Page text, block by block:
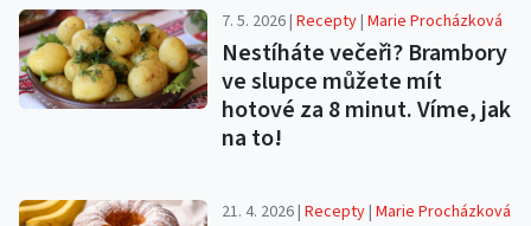
7. 5. 2026 |Recepty|Marie Procházková
Nestíháte večeři? Brambory
ve slupce můžete mít
hotové za 8 minut. Víme, jak
na to!
21. 4. 2026 |Recepty|Marie Procházková